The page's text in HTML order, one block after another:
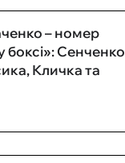
– номер
боксі»: Сенченко
Кличка та